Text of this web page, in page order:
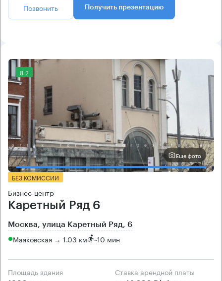
Позвонить Получить презентацию
8.2
Еще фото
БЕЗ КОМИССИИ
Бизнес-центр
Каретный Ряд 6
Москва, улица Каретный Ряд, 6
Маяковская → 1.03 км ~10 мин
Площадь здания Ставка арендной платы